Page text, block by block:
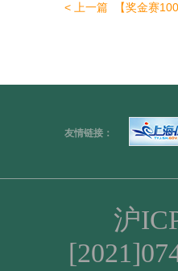
< 上一篇 【奖金赛
友情链接：
沪